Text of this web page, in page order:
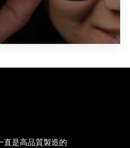
VUETEK
是高品質製造的